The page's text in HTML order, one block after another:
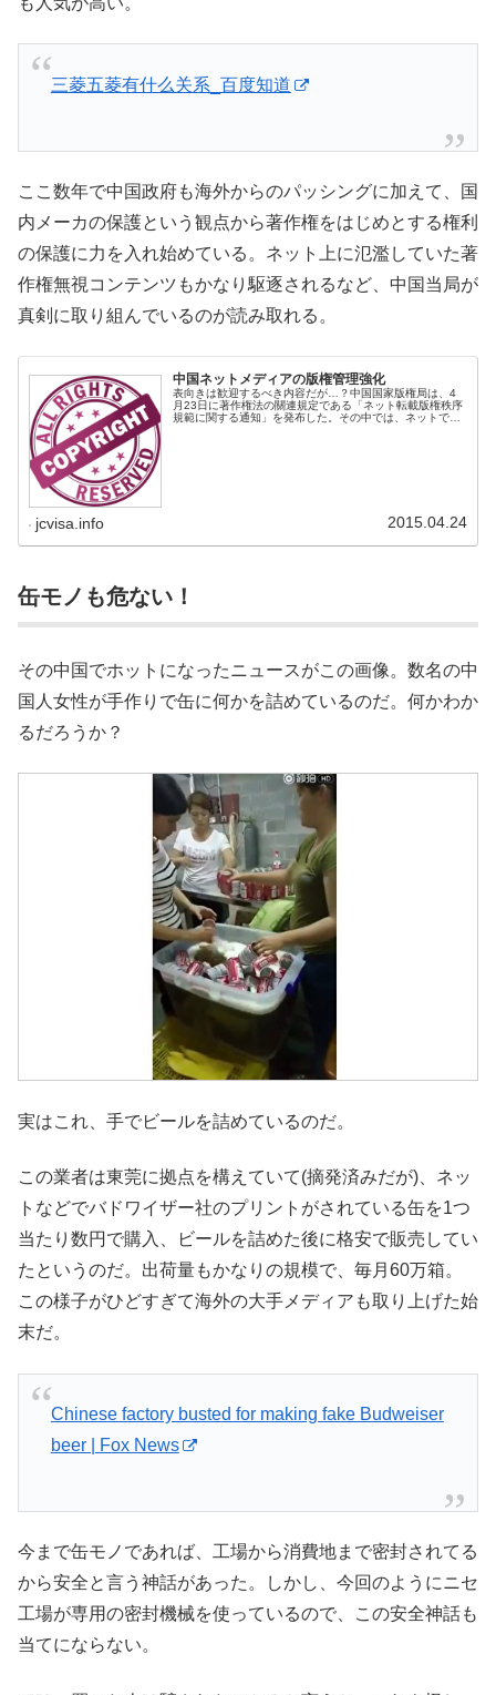
三菱五菱有什么关系_百度知道
ここ数年で中国政府も海外からのパッシングに加えて、国
内メーカの保護という観点から著作権をはじめとする権利
の保護に力を入れ始めている。ネット上に氾濫していた著
作権無視コンテンツもかなり駆逐されるなど、中国当局が
真剣に取り組んでいるのが読み取れる。
中国ネットメディアの版権管理強化
表向きは歓迎するべき内容だが…？中国国家版権局は、4
月23日に著作権法の關連規定である「ネット転載版権秩序
規範に関する通知」を発布した。その中では、ネットでの
jcvisa.info 2015.04.24
缶モノも危ない！
その中国でホットになったニュースがこの画像。数名の中
国人女性が手作りで缶に何かを詰めているのだ。何かわか
るだろうか？
実はこれ、手でビールを詰めているのだ。
この業者は東莞に拠点を構えていて(摘発済みだが)、ネッ
トなどでバドワイザー社のプリントがされている缶を1つ
当たり数円で購入、ビールを詰めた後に格安で販売してい
たというのだ。出荷量もかなりの規模で、毎月60万箱。
この様子がひどすぎて海外の大手メディアも取り上げた始
末だ。
Chinese factory busted for making fake Budweiser
beer | Fox News
今まで缶モノであれば、工場から消費地まで密封されてる
から安全と言う神話があった。しかし、今回のようにニセ
工場が専用の密封機械を使っているので、この安全神話も
当てにならない。